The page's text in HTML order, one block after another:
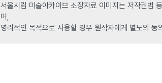
서울시립 미술아카이브 소장자료 이미지는 저작권법
며,
영리적인 목적으로 사용할 경우 원작자에게 별도의 동